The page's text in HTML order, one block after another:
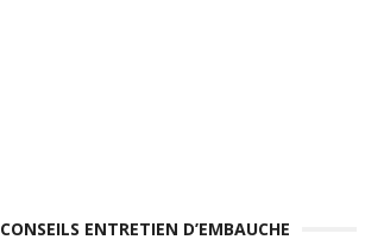
CONSEILS ENTRETIEN D’EMBAUCHE